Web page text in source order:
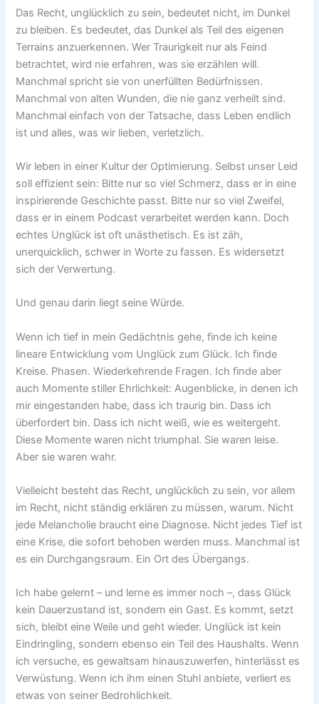
Das Recht, unglücklich zu sein, bedeutet nicht, im Dunkel
zu bleiben. Es bedeutet, das Dunkel als Teil des eigenen
Terrains anzuerkennen. Wer Traurigkeit nur als Feind
betrachtet, wird nie erfahren, was sie erzählen will.
Manchmal spricht sie von unerfüllten Bedürfnissen.
Manchmal von alten Wunden, die nie ganz verheilt sind.
Manchmal einfach von der Tatsache, dass Leben endlich
ist und alles, was wir lieben, verletzlich.
Wir leben in einer Kultur der Optimierung. Selbst unser Leid
soll effizient sein: Bitte nur so viel Schmerz, dass er in eine
inspirierende Geschichte passt. Bitte nur so viel Zweifel,
dass er in einem Podcast verarbeitet werden kann. Doch
echtes Unglück ist oft unästhetisch. Es ist zäh,
unerquicklich, schwer in Worte zu fassen. Es widersetzt
sich der Verwertung.
Und genau darin liegt seine Würde.
Wenn ich tief in mein Gedächtnis gehe, finde ich keine
lineare Entwicklung vom Unglück zum Glück. Ich finde
Kreise. Phasen. Wiederkehrende Fragen. Ich finde aber
auch Momente stiller Ehrlichkeit: Augenblicke, in denen ich
mir eingestanden habe, dass ich traurig bin. Dass ich
überfordert bin. Dass ich nicht weiß, wie es weitergeht.
Diese Momente waren nicht triumphal. Sie waren leise.
Aber sie waren wahr.
Vielleicht besteht das Recht, unglücklich zu sein, vor allem
im Recht, nicht ständig erklären zu müssen, warum. Nicht
jede Melancholie braucht eine Diagnose. Nicht jedes Tief ist
eine Krise, die sofort behoben werden muss. Manchmal ist
es ein Durchgangsraum. Ein Ort des Übergangs.
Ich habe gelernt – und lerne es immer noch –, dass Glück
kein Dauerzustand ist, sondern ein Gast. Es kommt, setzt
sich, bleibt eine Weile und geht wieder. Unglück ist kein
Eindringling, sondern ebenso ein Teil des Haushalts. Wenn
ich versuche, es gewaltsam hinauszuwerfen, hinterlässt es
Verwüstung. Wenn ich ihm einen Stuhl anbiete, verliert es
etwas von seiner Bedrohlichkeit.